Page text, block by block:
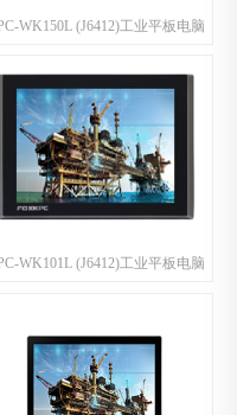
WK150L (J6412)工业平板电脑
WK101L (J6412)工业平板电脑